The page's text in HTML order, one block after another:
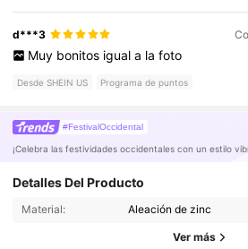
d***3
Muy bonitos igual a la foto
Desde SHEIN US Programa de puntos
#FestivalOccidental
¡Celebra las festividades occidentales con un estilo
Detalles Del Producto
Material: Aleación de zinc
Ver más
13K Seguidores